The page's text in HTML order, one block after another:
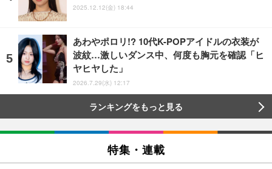
2025.12.12(金) 18:44
あわやポロリ!? 10代K-POPアイドルの衣装が
波紋…激しいダンス中、何度も胸元を確認「ヒ
ヤヒヤした」
2026.7.29(水) 12:17
ランキングをもっと見る
特集・連載